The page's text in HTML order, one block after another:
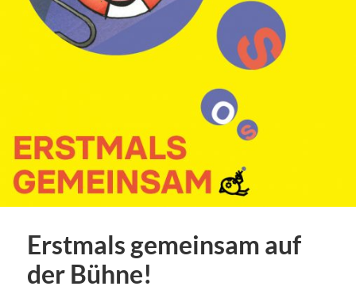
Erstmals gemeinsam auf
der Bühne!